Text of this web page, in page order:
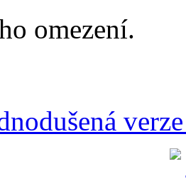
omezení.